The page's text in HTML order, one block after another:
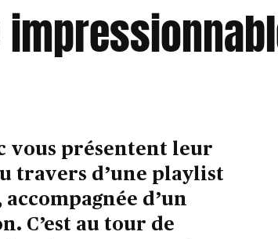
vous présentent leur
travers d’une playlist
d’un
C’est au tour de